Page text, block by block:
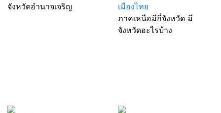
จังหวัดอำนาจเจริญ
เมืองไทย
ภาคเหนือมีกี่จังหวัด มี
จังหวัดอะไรบ้าง